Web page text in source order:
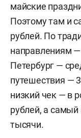
майские
Поэтому там и
рублей. По
направлениям
Петербург —
путешествия —
низкий чек — в
рублей, а
тысячи.